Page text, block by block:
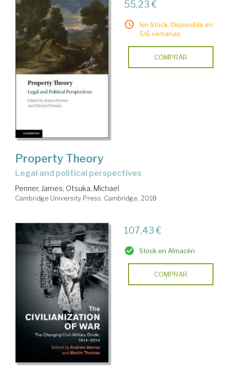
55,23 €
Sin Stock. Disponible en
5/6 semanas.
COMPRAR
Property Theory
legal and political perspectives
Penner, James; Otsuka, Michael
Cambridge University Press. Cambridge, 2018
107,43 €
Stock en Almacén
COMPRAR